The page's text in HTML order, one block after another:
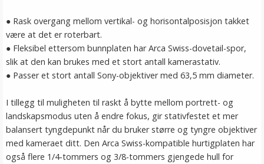
● Rask overgang mellom vertikal- og horisontalposisjon takket
være at det er roterbart.
● Fleksibel ettersom bunnplaten har Arca Swiss-dovetail-spor,
slik at den kan brukes med et stort antall kamerastativ.
● Passer et stort antall Sony-objektiver med 63,5 mm diameter.
I tillegg til muligheten til raskt å bytte mellom portrett- og
landskapsmodus uten å endre fokus, gir stativfestet et mer
balansert tyngdepunkt når du bruker større og tyngre objektiver
med kameraet ditt. Den Arca Swiss-kompatible hurtigplaten har
også flere 1/4-tommers og 3/8-tommers gjengede hull for